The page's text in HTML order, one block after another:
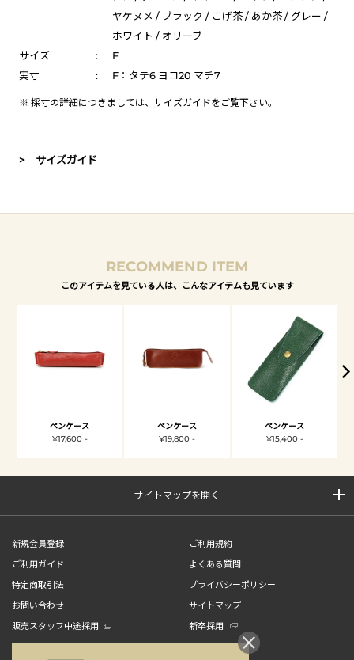
ヤケヌメ / ブラック / こげ茶 / あか茶 / グレー /
ホワイト / オリーブ
サイズ
:
F
実寸
: F：タテ6 ヨコ20 マチ7
※ 採寸の詳細につきましては、 サイズガイドをご覧下さい。
> サイズガイド
RECOMMEND ITEM
このアイテムを見ている人は、こんなアイテムも見ています
ペンケース
¥17,600 -
ペンケース
¥19,800 -
ペンケース
¥15,400 -
サイトマップを開く
新規会員登録
ご利用規約
ご利用ガイド
よくある質問
特定商取引法
プライバシーポリシー
お問い合わせ
サイトマップ
販売スタッフ中途採用
新卒採用